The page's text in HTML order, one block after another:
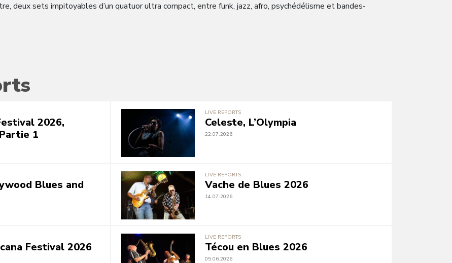
deux sets impitoyables d’un quatuor ultra compact, entre funk, jazz, afro, psychédélisme et bandes-
2026,
1
LIVE REPORTS
Celeste, L’Olympia
22.07.2026
Blues and
LIVE REPORTS
Vache de Blues 2026
14.07.2026
Festival 2026
LIVE REPORTS
Técou en Blues 2026
05.06.2026